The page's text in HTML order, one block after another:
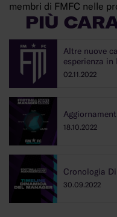
membri di FMFC nelle
PIÙ
Altre nuove
esperienza in
02.11.2022
18.10.2022
Cronologia
30.09.2022